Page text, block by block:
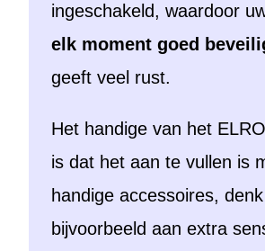
ingeschakeld, waardoor
elk moment goed
geeft veel rust.
Het handige van het
is dat het aan te vullen is
handige accessoires,
bijvoorbeeld aan extra